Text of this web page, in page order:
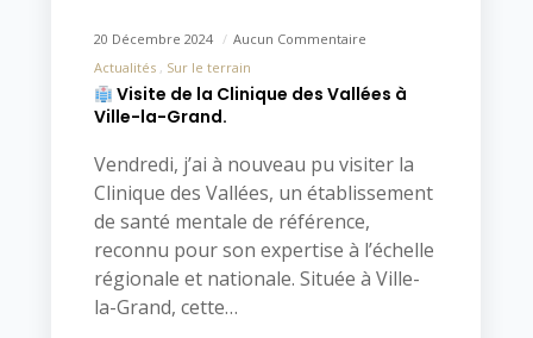
20 Décembre 2024
Aucun Commentaire
Actualités
Sur le terrain
Visite de la Clinique des Vallées à
Ville-la-Grand.
Vendredi, j’ai à nouveau pu visiter la
Clinique des Vallées, un établissement
de santé mentale de référence,
reconnu pour son expertise à l’échelle
régionale et nationale. Située à Ville-
la-Grand, cette…